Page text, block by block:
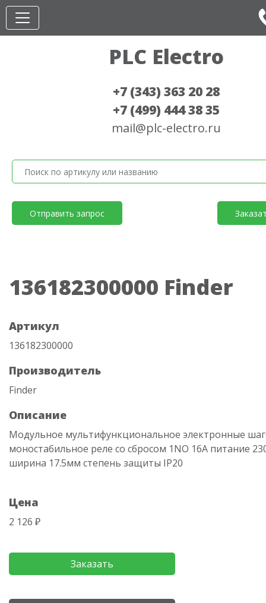
PLC Electro
+7 (343) 363 20 28
+7 (499) 444 38 35
mail@plc-electro.ru
Отправить запрос
136182300000 Finder
Артикул
136182300000
Производитель
Finder
Описание
Модульное мультифункциональное электронные
моностабильное реле со сбросом 1NO 16A питание
ширина 17.5мм степень защиты IP20
Цена
2 126 ₽
Заказать